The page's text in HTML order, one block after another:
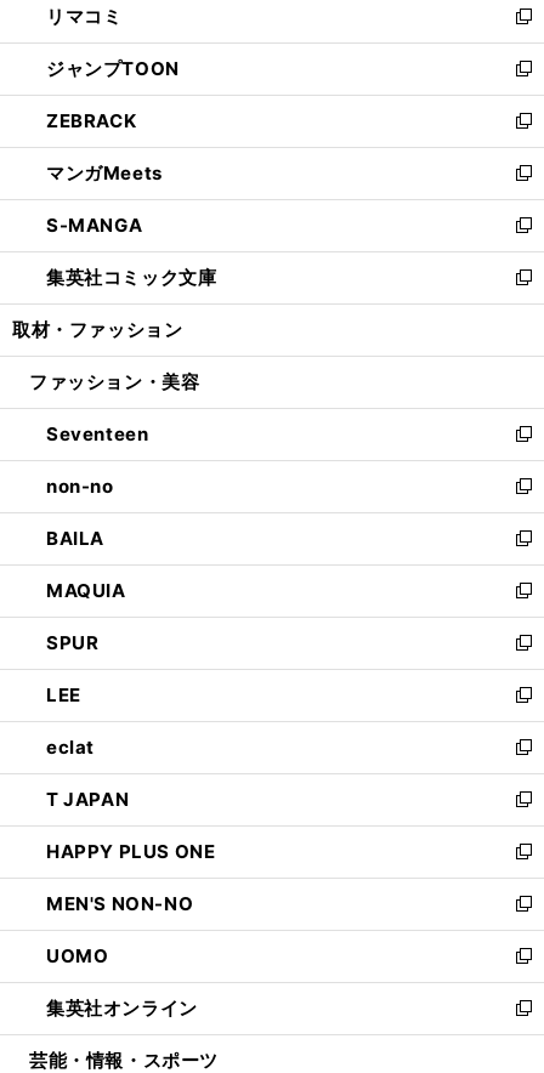
で
開
く
ド
ウ
で
開
く
ィ
ン
ド
ウ
で
開
く
い
ウ
ィ
ン
ド
ウ
で
開
く
リマコミ
新
し
い
ウ
ィ
ン
ド
ウ
で
開
く
ジャンプTOON
新
し
い
ウ
ィ
ン
ド
ウ
で
開
ZEBRACK
新
し
い
ウ
ィ
ン
ド
ウ
開
マンガMeets
新
し
い
ウ
ィ
ン
ウ
開
く
S-MANGA
新
し
い
ウ
ン
ウ
で
開
く
集英社コミック文庫
新
し
ウ
ン
ド
ウ
で
開
く
取材・ファッション
ファッション・美容
Seventeen
新
し
い
ウ
ィ
ン
ド
ウ
で
開
く
non-no
新
し
い
ウ
ィ
ン
ド
ウ
で
開
く
BAILA
新
し
い
ウ
ィ
ン
ド
ウ
で
開
く
MAQUIA
新
し
い
ウ
ィ
ン
ド
ウ
で
開
く
SPUR
新
し
い
ウ
ィ
ン
ド
ウ
で
開
く
LEE
新
し
い
ウ
ィ
ン
ド
ウ
で
開
く
eclat
新
し
い
ウ
ィ
ン
ド
ウ
で
開
く
T JAPAN
新
し
い
ウ
ィ
ン
ド
ウ
で
開
HAPPY PLUS ONE
新
し
い
ウ
ィ
ン
ド
ウ
MEN'S NON-NO
新
し
い
ウ
ィ
ン
UOMO
新
し
い
ウ
集英社オンライン
新
し
芸能・情報・スポーツ